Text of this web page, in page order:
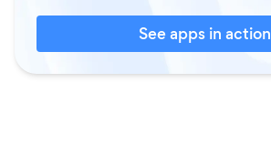
See apps in action